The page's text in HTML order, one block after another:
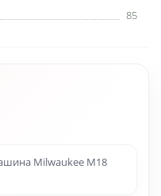
85
Milwaukee M18